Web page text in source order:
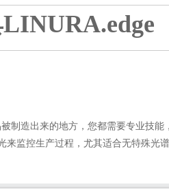
制造出来的地方，您都需要专业技
来监控生产过程，尤其适合无特殊光